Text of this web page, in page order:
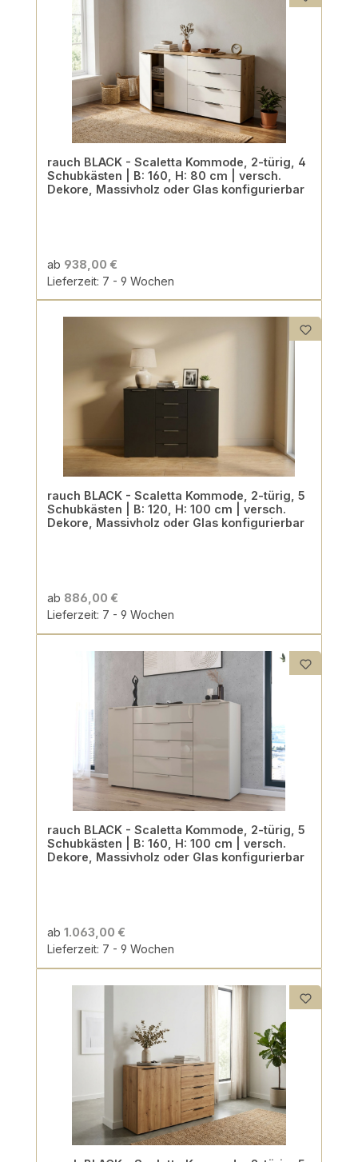
rauch BLACK - Scaletta Kommode, 2-türig, 4
Schubkästen | B: 160, H: 80 cm | versch.
Dekore, Massivholz oder Glas konfigurierbar
ab 938,00 €
Lieferzeit: 7 - 9 Wochen
rauch BLACK - Scaletta Kommode, 2-türig, 5
Schubkästen | B: 120, H: 100 cm | versch.
Dekore, Massivholz oder Glas konfigurierbar
ab 886,00 €
Lieferzeit: 7 - 9 Wochen
rauch BLACK - Scaletta Kommode, 2-türig, 5
Schubkästen | B: 160, H: 100 cm | versch.
Dekore, Massivholz oder Glas konfigurierbar
ab 1.063,00 €
Lieferzeit: 7 - 9 Wochen